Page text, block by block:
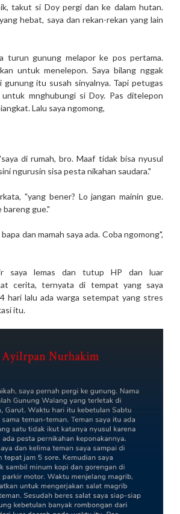
takut si Doy pergi dan ke dalam hutan.
hebat, saya dan rekan-rekan yang lain
turun gunung melapor ke pos pertama.
untuk menelepon. Saya bilang nggak
gunung itu susah sinyalnya. Tapi petugas
mnghubungi si Doy. Pas ditelepon
Lalu saya ngomong,
di rumah, bro. Maaf tidak bisa nyusul
ngurusin sisa pesta nikahan saudara."
"yang bener? Lo jangan mainin gue.
bareng gue."
dan mamah saya ada. Coba ngomong",
saya lemas dan tutup HP dan luar
cerita, ternyata di tempat yang saya
hari lalu ada warga setempat yang stres
itu.